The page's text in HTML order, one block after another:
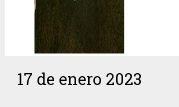
17 de enero 2023